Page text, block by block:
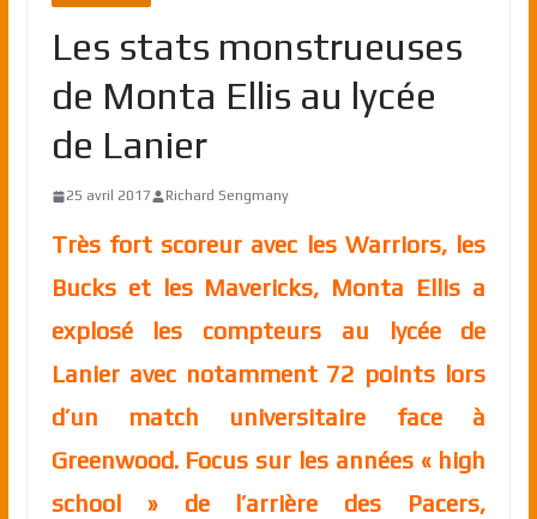
Les stats monstrueuses
de Monta Ellis au lycée
de Lanier
25 avril 2017 Richard Sengmany
Très fort scoreur avec les Warriors, les
Bucks et les Mavericks, Monta Ellis a
explosé les compteurs au lycée de
Lanier avec notamment 72 points lors
d’un match universitaire face à
Greenwood. Focus sur les années « high
school » de l’arrière des Pacers,